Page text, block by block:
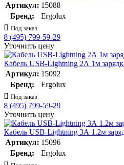
Артикул: 15088
Бренд:
Ergolux
Под заказ
8 (495) 799-59-29
Уточнить цену
Кабель USB-Lightning 2А 1м
Артикул: 15092
Бренд:
Ergolux
Под заказ
8 (495) 799-59-29
Уточнить цену
Кабель USB-Lightning 3А 1.2м
Артикул: 15096
Бренд:
Ergolux